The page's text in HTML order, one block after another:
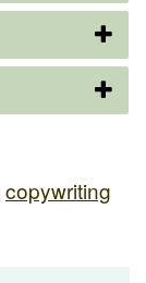
copywriting